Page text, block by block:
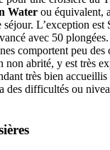
Water ou équivalent,
séjour. L’exception
avec 50
comportent peu des
non abrité, y est très
très bien
des difficultés ou